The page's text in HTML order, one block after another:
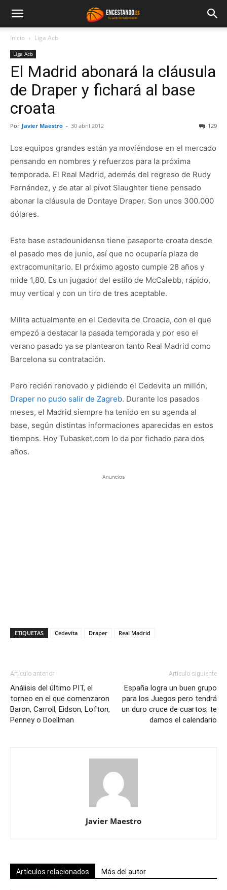
Inicio Liga Acb
Liga Acb
El Madrid abonará la cláusula
de Draper y fichará al base
croata
Por Javier Maestro - 30 abril 2012 129
Los equipos grandes están ya moviéndose en el mercado
pensando en nombres y refuerzos para la próxima
temporada. El Real Madrid, además del regreso de Rudy
Fernández, y de atar al pívot Slaughter tiene pensado
abonar la cláusula de Dontaye Draper. Son unos 300.000
dólares.
Este base estadounidense tiene pasaporte croata desde
el pasado mes de junio, así que no ocuparía plaza de
extracomunitario. El próximo agosto cumple 28 años y
mide 1,80. Es un jugador del estilo de McCalebb, rápido,
muy vertical y con un tiro de tres aceptable.
Milita actualmente en el Cedevita de Croacia, con el que
empezó a destacar la pasada temporada y por eso el
verano pasado ya se plantearon tanto Real Madrid como
Barcelona su contratación.
Pero recién renovado y pidiendo el Cedevita un millón,
Draper no pudo salir de Zagreb. Durante los pasados
meses, el Madrid siempre ha tenido en su agenda al
base, según distintas informaciones aparecidas en estos
tiempos. Hoy Tubasket.com lo da por fichado para dos
años.
Anuncios
ETIQUETAS Cedevita Draper Real Madrid
Artículo anterior
Análisis del último PIT, el
torneo en el que comenzaron
Baron, Carroll, Eidson, Lofton,
Penney o Doellman
Artículo siguiente
España logra un buen grupo
para los Juegos pero tendrá
un duro cruce de cuartos; te
damos el calendario
Javier Maestro
Artículos relacionados Más del autor